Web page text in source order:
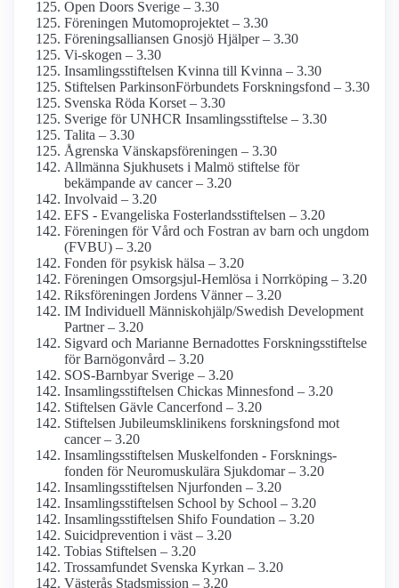
Open Doors Sverige – 3.30
Föreningen Mutomoprojektet – 3.30
Förenings­alliansen Gnosjö Hjälper – 3.30
Vi-skogen – 3.30
Insamlings­stiftelsen Kvinna till Kvinna – 3.30
Stiftelsen Parkinson­Förbundets Forskningsfond – 3.30
Svenska Röda Korset – 3.30
Sverige för UNHCR Insamlings­stiftelse – 3.30
Talita – 3.30
Ågrenska Vänskapsföreningen – 3.30
Allmänna Sjukhusets i Malmö stiftelse för
bekämpande av cancer – 3.20
Involvaid – 3.20
EFS - Evangeliska Fosterlands­stiftelsen – 3.20
Föreningen för Vård och Fostran av barn och ungdom
(FVBU) – 3.20
Fonden för psykisk hälsa – 3.20
Föreningen Omsorgsjul-Hemlösa i Norrköping – 3.20
Riksföreningen Jordens Vänner – 3.20
IM Individuell Människohjälp/­Swedish Development
Partner – 3.20
Sigvard och Marianne Bernadottes Forskningss­tiftelse
för Barnögon­vård – 3.20
SOS-Barnbyar Sverige – 3.20
Insamlings­stiftelsen Chickas Minnesfond – 3.20
Stiftelsen Gävle Cancerfond – 3.20
Stiftelsen Jubileums­klinikens forsknings­fond mot
cancer – 3.20
Insamlings­stiftelsen Muskelfonden - Forsknings­
fonden för Neuro­muskulära Sjukdomar – 3.20
Insamlings­stiftelsen Njurfonden – 3.20
Insamlings­stiftelsen School by School – 3.20
Insamlings­stiftelsen Shifo Foundation – 3.20
Suicidprevention i väst – 3.20
Tobias Stiftelsen – 3.20
Trossamfundet Svenska Kyrkan – 3.20
Västerås Stadsmission – 3.20